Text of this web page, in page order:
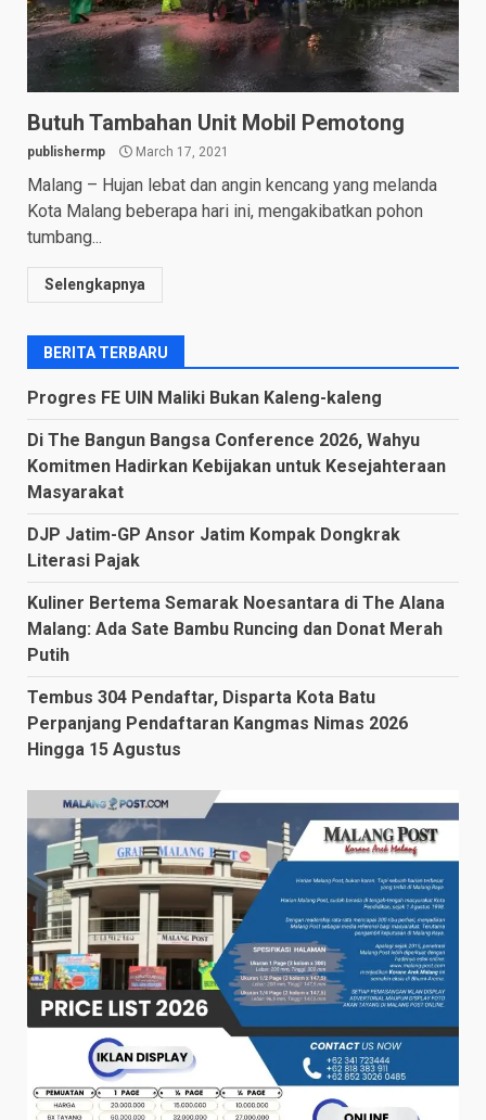
Butuh Tambahan Unit Mobil Pemotong
publishermp March 17, 2021
Malang – Hujan lebat dan angin kencang yang melanda
Kota Malang beberapa hari ini, mengakibatkan pohon
tumbang...
Selengkapnya
BERITA TERBARU
Progres FE UIN Maliki Bukan Kaleng-kaleng
Di The Bangun Bangsa Conference 2026, Wahyu
Komitmen Hadirkan Kebijakan untuk Kesejahteraan
Masyarakat
DJP Jatim-GP Ansor Jatim Kompak Dongkrak
Literasi Pajak
Kuliner Bertema Semarak Noesantara di The Alana
Malang: Ada Sate Bambu Runcing dan Donat Merah
Putih
Tembus 304 Pendaftar, Disparta Kota Batu
Perpanjang Pendaftaran Kangmas Nimas 2026
Hingga 15 Agustus